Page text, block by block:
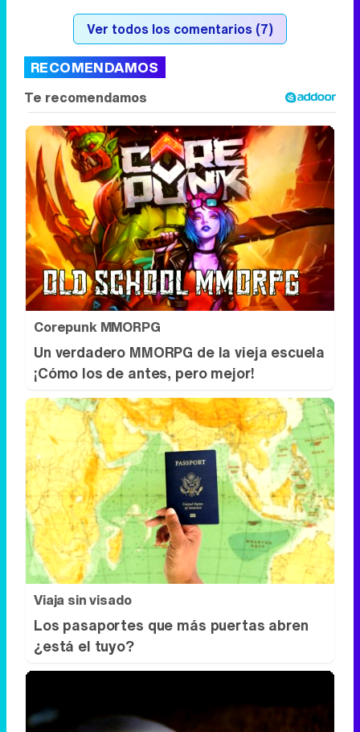
Ver todos los comentarios (7)
RECOMENDAMOS
Corepunk MMORPG
Un verdadero MMORPG de la vieja escuela
¡Cómo los de antes, pero mejor!
Viaja sin visado
Los pasaportes que más puertas abren
¿está el tuyo?